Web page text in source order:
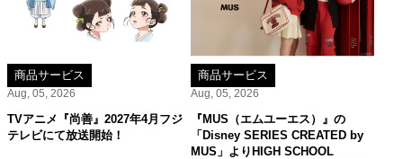
商品サービス
Aug, 05, 2026
TVアニメ『尚善』2027年4月フジ
テレビにて放送開始！
商品サービス
Aug, 05, 2026
『MUS（エムユーエス）』の
「Disney SERIES CREATED by
MUS」よりHIGH SCHOOL